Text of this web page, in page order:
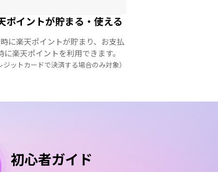
ポイントが貯まる・使える
に楽天ポイントが貯まり、お支払
に楽天ポイントを利用できます。
ジットカードで決済する場合のみ対象）
初心者ガイド